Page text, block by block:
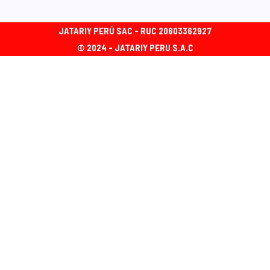
JATARIY PERÚ SAC - RUC 20603362927
© 2024 - JATARIY PERU S.A.C